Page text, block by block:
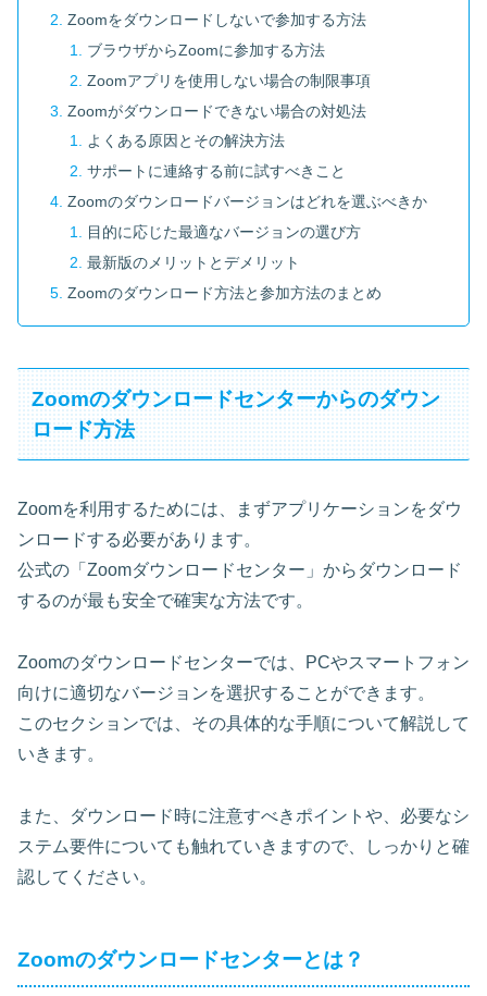
Zoomをダウンロードしないで参加する方法
ブラウザからZoomに参加する方法
Zoomアプリを使用しない場合の制限事項
Zoomがダウンロードできない場合の対処法
よくある原因とその解決方法
サポートに連絡する前に試すべきこと
Zoomのダウンロードバージョンはどれを選ぶべきか
目的に応じた最適なバージョンの選び方
最新版のメリットとデメリット
Zoomのダウンロード方法と参加方法のまとめ
Zoomのダウンロードセンターからのダウン
ロード方法
Zoomを利用するためには、まずアプリケーションをダウ
ンロードする必要があります。
公式の「Zoomダウンロードセンター」からダウンロード
するのが最も安全で確実な方法です。
Zoomのダウンロードセンターでは、PCやスマートフォン
向けに適切なバージョンを選択することができます。
このセクションでは、その具体的な手順について解説して
いきます。
また、ダウンロード時に注意すべきポイントや、必要なシ
ステム要件についても触れていきますので、しっかりと確
認してください。
Zoomのダウンロードセンターとは？